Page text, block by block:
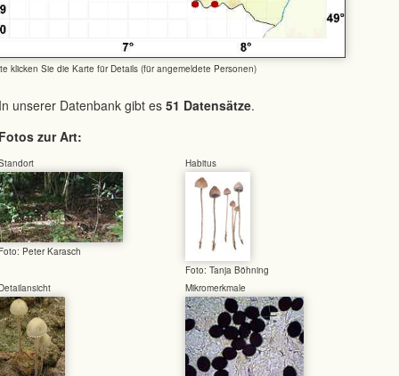
klicken Sie die Karte für Details (für angemeldete Personen)
unserer Datenbank gibt es 51 Datensätze.
zur Art:
Peter Karasch
Habitus
Foto: Tanja Böhning
Mikromerkmale